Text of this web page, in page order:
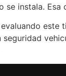
se instala.
este
seguridad